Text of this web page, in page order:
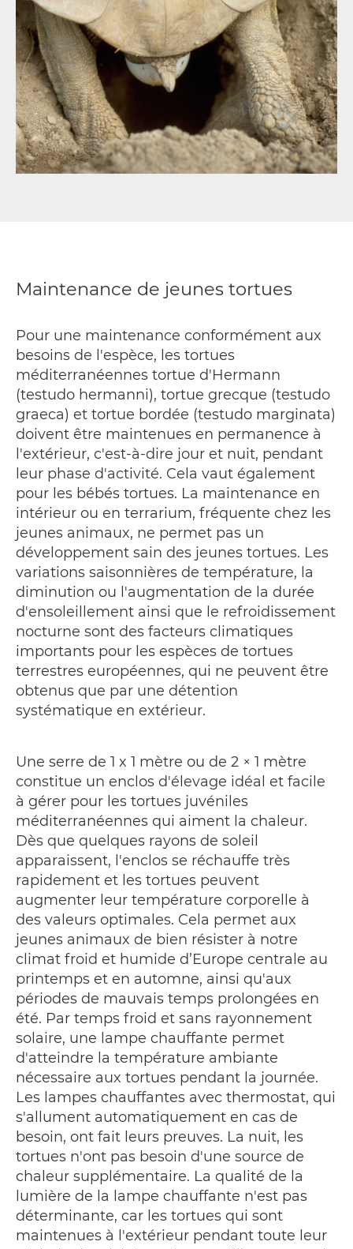
Maintenance de jeunes tortues
Pour une maintenance conformément aux
besoins de l'espèce, les tortues
méditerranéennes tortue d'Hermann
(testudo hermanni), tortue grecque (testudo
graeca) et tortue bordée (testudo marginata)
doivent être maintenues en permanence à
l'extérieur, c'est-à-dire jour et nuit, pendant
leur phase d'activité. Cela vaut également
pour les bébés tortues. La maintenance en
intérieur ou en terrarium, fréquente chez les
jeunes animaux, ne permet pas un
développement sain des jeunes tortues. Les
variations saisonnières de température, la
diminution ou l'augmentation de la durée
d'ensoleillement ainsi que le refroidissement
nocturne sont des facteurs climatiques
importants pour les espèces de tortues
terrestres européennes, qui ne peuvent être
obtenus que par une détention
systématique en extérieur.
Une serre de 1 x 1 mètre ou de 2 × 1 mètre
constitue un enclos d'élevage idéal et facile
à gérer pour les tortues juvéniles
méditerranéennes qui aiment la chaleur.
Dès que quelques rayons de soleil
apparaissent, l'enclos se réchauffe très
rapidement et les tortues peuvent
augmenter leur température corporelle à
des valeurs optimales. Cela permet aux
jeunes animaux de bien résister à notre
climat froid et humide d’Europe centrale au
printemps et en automne, ainsi qu'aux
périodes de mauvais temps prolongées en
été. Par temps froid et sans rayonnement
solaire, une lampe chauffante permet
d'atteindre la température ambiante
nécessaire aux tortues pendant la journée.
Les lampes chauffantes avec thermostat, qui
s'allument automatiquement en cas de
besoin, ont fait leurs preuves. La nuit, les
tortues n'ont pas besoin d'une source de
chaleur supplémentaire. La qualité de la
lumière de la lampe chauffante n'est pas
déterminante, car les tortues qui sont
maintenues à l'extérieur pendant toute leur